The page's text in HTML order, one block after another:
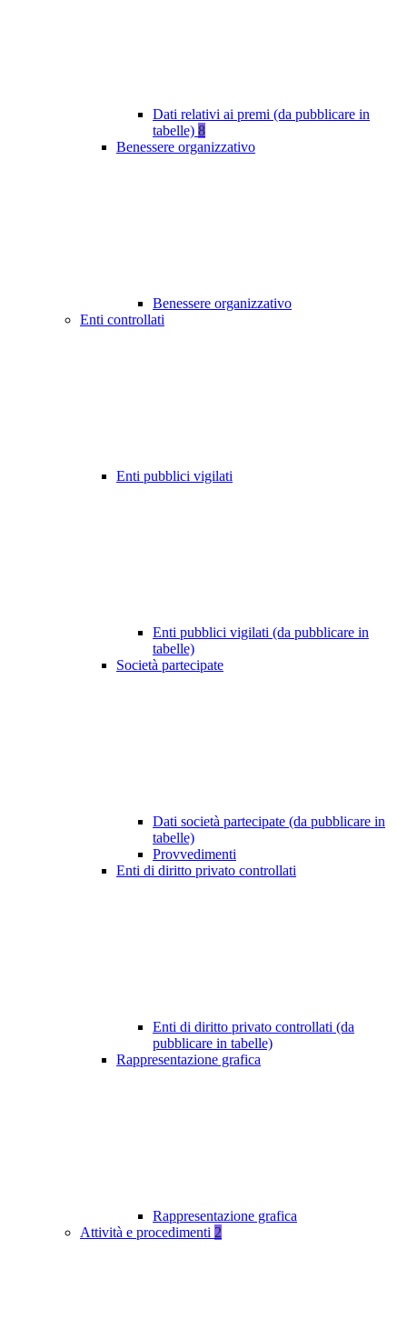
Dati relativi ai premi (da pubblicare in
tabelle) 8
Benessere organizzativo
Benessere organizzativo
Enti controllati
Enti pubblici vigilati
Enti pubblici vigilati (da pubblicare in
tabelle)
Società partecipate
Dati società partecipate (da pubblicare in
tabelle)
Provvedimenti
Enti di diritto privato controllati
Enti di diritto privato controllati (da
pubblicare in tabelle)
Rappresentazione grafica
Rappresentazione grafica
Attività e procedimenti 2